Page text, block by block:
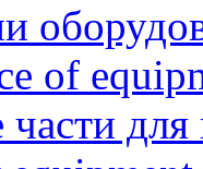
of
для